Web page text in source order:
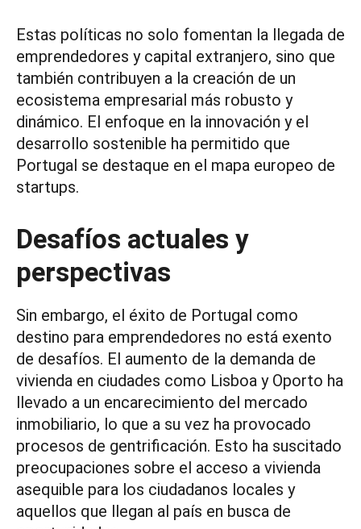
Estas políticas no solo fomentan la llegada de
emprendedores y capital extranjero, sino que
también contribuyen a la creación de un
ecosistema empresarial más robusto y
dinámico. El enfoque en la innovación y el
desarrollo sostenible ha permitido que
Portugal se destaque en el mapa europeo de
startups.
Desafíos actuales y
perspectivas
Sin embargo, el éxito de Portugal como
destino para emprendedores no está exento
de desafíos. El aumento de la demanda de
vivienda en ciudades como Lisboa y Oporto ha
llevado a un encarecimiento del mercado
inmobiliario, lo que a su vez ha provocado
procesos de gentrificación. Esto ha suscitado
preocupaciones sobre el acceso a vivienda
asequible para los ciudadanos locales y
aquellos que llegan al país en busca de